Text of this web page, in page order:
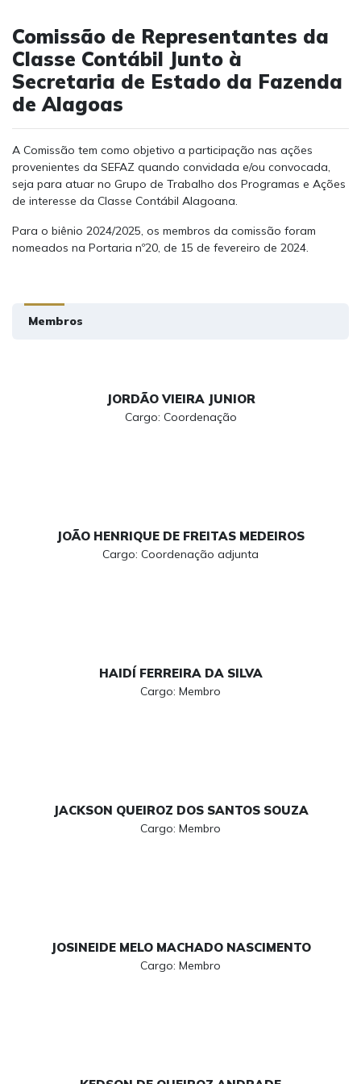
Comissão de Representantes da
Classe Contábil Junto à
Secretaria de Estado da Fazenda
de Alagoas
A Comissão tem como objetivo a participação nas ações
provenientes da SEFAZ quando convidada e/ou convocada,
seja para atuar no Grupo de Trabalho dos Programas e Ações
de interesse da Classe Contábil Alagoana.
Para o biênio 2024/2025, os membros da comissão foram
nomeados na Portaria nº20, de 15 de fevereiro de 2024.
Membros
JORDÃO VIEIRA JUNIOR
Cargo: Coordenação
JOÃO HENRIQUE DE FREITAS MEDEIROS
Cargo: Coordenação adjunta
HAIDÍ FERREIRA DA SILVA
Cargo: Membro
JACKSON QUEIROZ DOS SANTOS SOUZA
Cargo: Membro
JOSINEIDE MELO MACHADO NASCIMENTO
Cargo: Membro